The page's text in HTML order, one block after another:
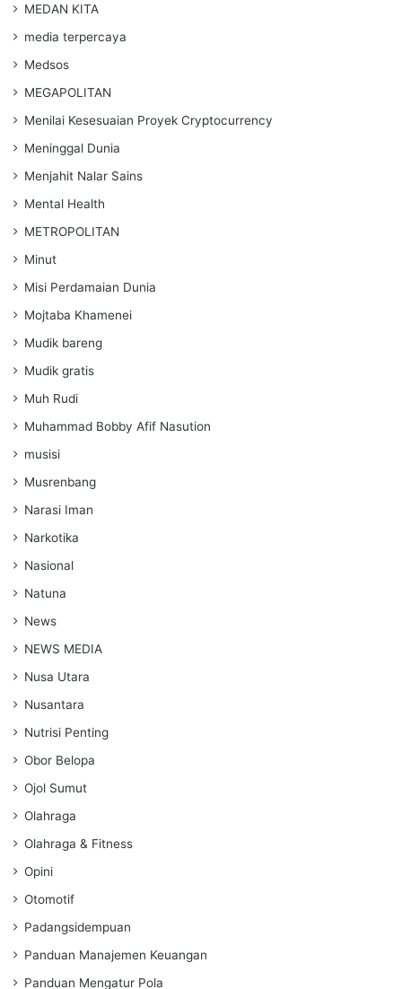
MEDAN KITA
media terpercaya
Medsos
MEGAPOLITAN
Menilai Kesesuaian Proyek Cryptocurrency
Meninggal Dunia
Menjahit Nalar Sains
Mental Health
METROPOLITAN
Minut
Misi Perdamaian Dunia
Mojtaba Khamenei
Mudik bareng
Mudik gratis
Muh Rudi
Muhammad Bobby Afif Nasution
musisi
Musrenbang
Narasi Iman
Narkotika
Nasional
Natuna
News
NEWS MEDIA
Nusa Utara
Nusantara
Nutrisi Penting
Obor Belopa
Ojol Sumut
Olahraga
Olahraga & Fitness
Opini
Otomotif
Padangsidempuan
Panduan Manajemen Keuangan
Panduan Mengatur Pola